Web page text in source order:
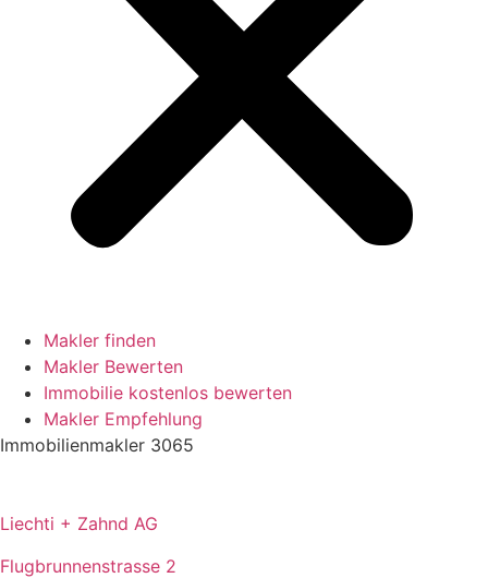
Makler finden
Makler Bewerten
Immobilie kostenlos bewerten
Makler Empfehlung
Immobilienmakler 3065
Liechti + Zahnd AG
Flugbrunnenstrasse 2